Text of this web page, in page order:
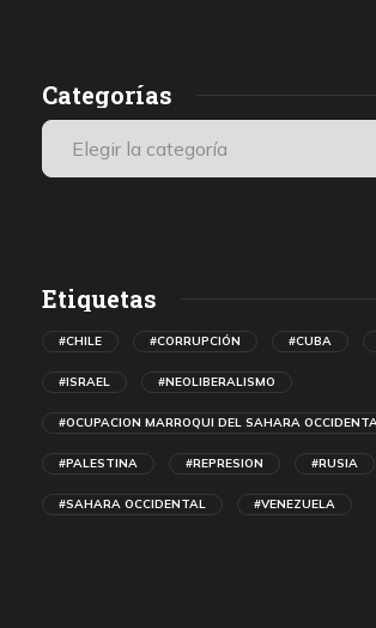
Categorías
Etiquetas
#CHILE #CORRUPCIÓN #CUBA
#ISRAEL #NEOLIBERALISMO
#OCUPACION MARROQUI DEL SAHARA
#PALESTINA #REPRESION #RUSIA
#SAHARA OCCIDENTAL #VENEZUELA